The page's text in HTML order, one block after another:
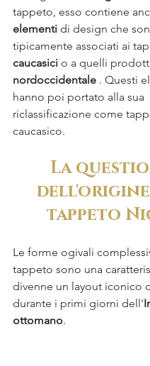
tappeto, esso contiene
elementi di design che
tipicamente associati ai
caucasici o a quelli
nordoccidentale . Questi
hanno poi portato alla sua
riclassificazione come
caucasico.
La
tappeto
Le forme ogivali
tappeto sono una
divenne un layout iconico
durante i primi giorni dell'
ottomano.